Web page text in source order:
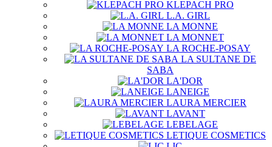
KLEPACH PRO
L.A. GIRL
LA MONNE
LA MONNET
LA ROCHE-POSAY
LA SULTANE DE
SABA
LA'DOR
LANEIGE
LAURA MERCIER
LAVANT
LEBELAGE
LETIQUE COSMETICS